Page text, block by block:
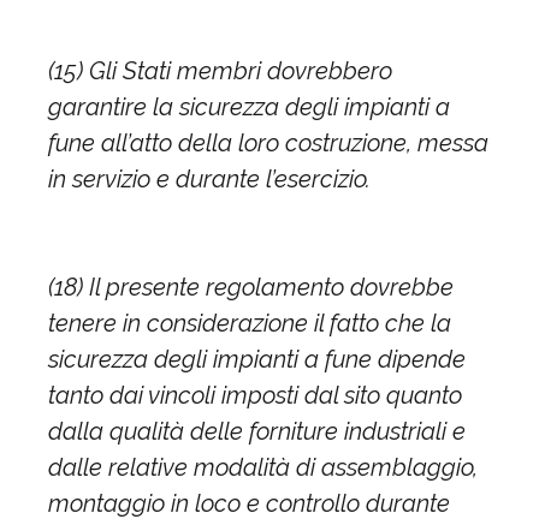
(15) Gli Stati membri dovrebbero
garantire la sicurezza degli impianti a
fune all’atto della loro costruzione, messa
in servizio e durante l’esercizio.
(18) Il presente regolamento dovrebbe
tenere in considerazione il fatto che la
sicurezza degli impianti a fune dipende
tanto dai vincoli imposti dal sito quanto
dalla qualità delle forniture industriali e
dalle relative modalità di assemblaggio,
montaggio in loco e controllo durante